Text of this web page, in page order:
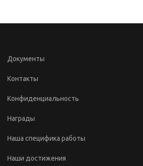
Документы
Контакты
Конфиденциальность
Награды
Наша специфика работы
Наши достижения